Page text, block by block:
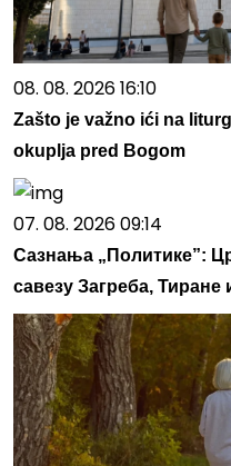
08. 08. 2026 16:10
Zašto je važno ići na
okuplja pred Bogom
07. 08. 2026 09:14
Сазнања „Политике”:
савезу Загреба,